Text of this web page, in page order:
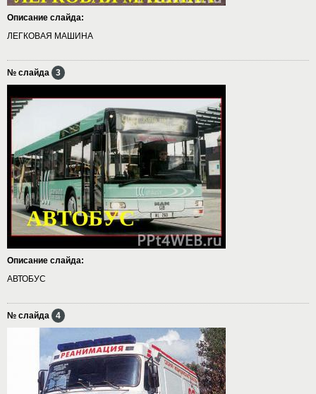
Описание слайда:
ЛЕГКОВАЯ МАШИНА
№ слайда 3
Описание слайда:
АВТОБУС
№ слайда 4